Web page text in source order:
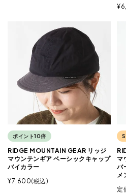
¥
ポイント10倍
RIDGE MOUNTAIN GEAR リッジ
マウンテンギア ベーシックキャップ
バイカラー
¥7,600 税込
マ
バ
メ
定